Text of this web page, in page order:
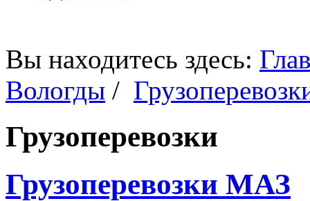
Вы находитесь здесь:
Вологды /
Грузоперевозки
Грузоперевозки МАЗ